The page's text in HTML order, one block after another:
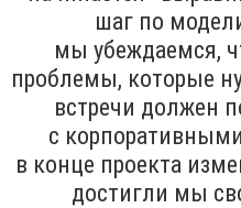
шаг по
мы убеждаемся,
проблемы, которые
встречи должен
с
в конце проекта
достигли мы